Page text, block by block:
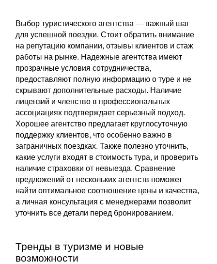
Выбор туристического агентства — важный шаг
для успешной поездки. Стоит обратить внимание
на репутацию компании, отзывы клиентов и стаж
работы на рынке. Надежные агентства имеют
прозрачные условия сотрудничества,
предоставляют полную информацию о туре и не
скрывают дополнительные расходы. Наличие
лицензий и членство в профессиональных
ассоциациях подтверждает серьезный подход.
Хорошее агентство предлагает круглосуточную
поддержку клиентов, что особенно важно в
заграничных поездках. Также полезно уточнить,
какие услуги входят в стоимость тура, и проверить
наличие страховки от невыезда. Сравнение
предложений от нескольких агентств поможет
найти оптимальное соотношение цены и качества,
а личная консультация с менеджерами позволит
уточнить все детали перед бронированием.
Тренды в туризме и новые
возможности